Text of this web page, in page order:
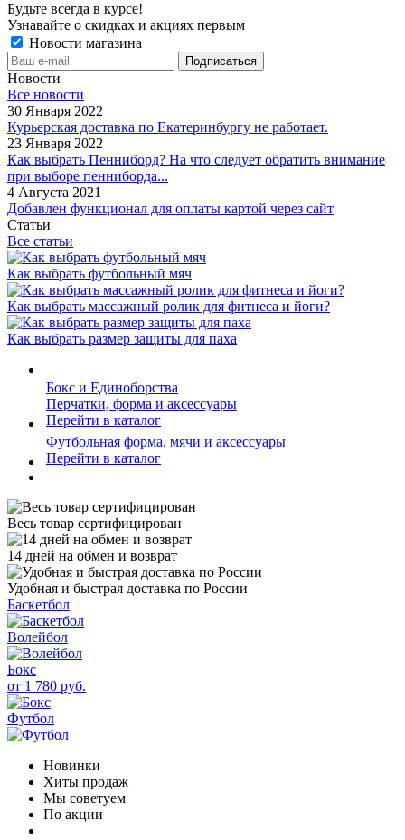
Будьте всегда в курсе!
Узнавайте о скидках и акциях первым
Новости магазина
Новости
Все новости
30 Января 2022
Курьерская доставка по Екатеринбургу не работает.
23 Января 2022
Как выбрать Пенниборд? На что следует обратить внимание
при выборе пенниборда...
4 Августа 2021
Добавлен функционал для оплаты картой через сайт
Статьи
Все статьи
Как выбрать футбольный мяч
Как выбрать массажный ролик для фитнеса и йоги?
Как выбрать размер защиты для паха
Бокс и Единоборства
Перчатки, форма и аксессуары
Перейти в каталог
Футбольная форма, мячи и аксессуары
Перейти в каталог
Весь товар сертифицирован
14 дней на обмен и возврат
Удобная и быстрая доставка по России
Баскетбол
Волейбол
Бокс
от 1 780 руб.
Футбол
Новинки
Хиты продаж
Мы советуем
По акции